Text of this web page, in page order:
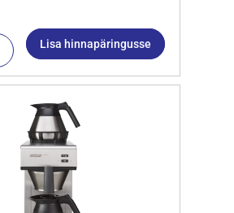
Lisa hinnapäringusse